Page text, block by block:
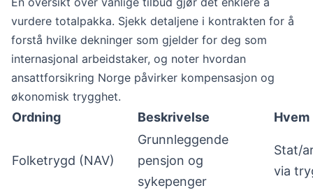
vurdere totalpakka. Sjekk detaljene i kontrakten for å
forstå hvilke dekninger som gjelder for deg som
internasjonal arbeidstaker, og noter hvordan
ansattforsikring Norge påvirker kompensasjon og
økonomisk trygghet.
Ordning Beskrivelse
Folketrygd (NAV)
Grunnleggende
pensjon og
sykepenger
Stat/
via